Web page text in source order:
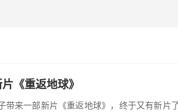
《重返地球》
带来一部新片《重返地球》，终于又有新片